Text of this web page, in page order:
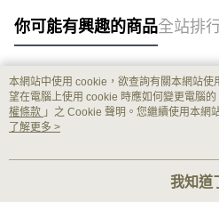
你可能有興趣的商品全站排
熱門標籤
本網站中使用 cookie，欲查詢有關本網站
望在電腦上使用 cookie 時應如何變更電腦
權條款 」之 Cookie 聲明。您繼續使用本網
用條款之 Cookie 聲明使用 cookie。
了解更多 >
我知道